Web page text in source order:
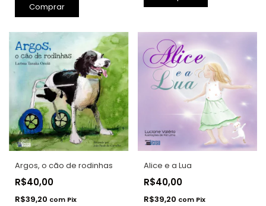
Comprar
Argos, o cão de rodinhas
R$40,00
R$39,20 com Pix
Alice e a Lua
R$40,00
R$39,20 com Pix